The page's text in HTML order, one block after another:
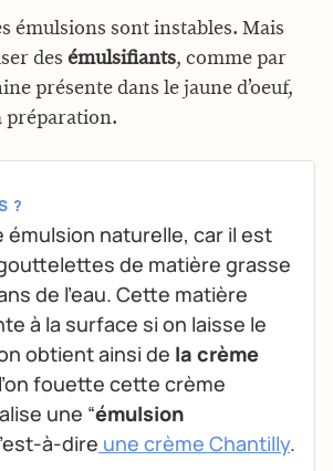
émulsions sont instables. Mais
des émulsifiants, comme par
présente dans le jaune d’oeuf,
préparation.
?
émulsion naturelle, car il est
de matière grasse
de l’eau. Cette matière
à la surface si on laisse le
obtient ainsi de la crème
fouette cette crème
une “émulsion
à-dire une crème Chantilly.